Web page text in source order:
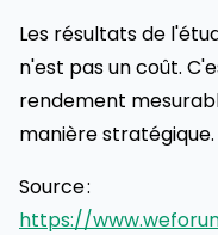
Les résultats de
n'est pas un coût.
rendement
manière stratégique.
Source :
https://